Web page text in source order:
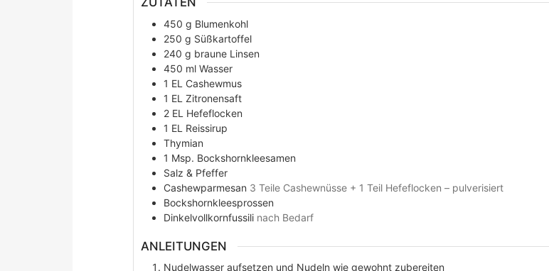
450 g Blumenkohl
250 g Süßkartoffel
240 g braune Linsen
450 ml Wasser
1 EL Cashewmus
1 EL Zitronensaft
2 EL Hefeflocken
1 EL Reissirup
Thymian
1 Msp. Bockshornkleesamen
Salz & Pfeffer
Cashewparmesan 3 Teile Cashewnüsse + 1 Teil Hefeflocken – pulverisiert
Bockshornkleesprossen
Dinkelvollkornfussili nach Bedarf
ANLEITUNGEN
Nudelwasser aufsetzen und Nudeln wie gewohnt zubereiten